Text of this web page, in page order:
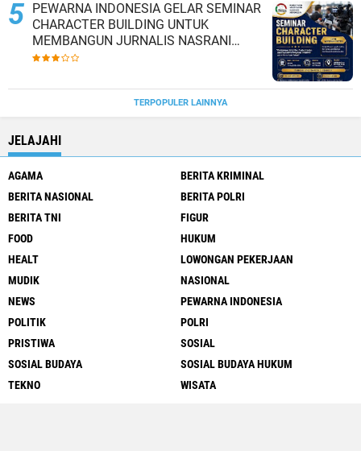
PEWARNA INDONESIA GELAR SEMINAR
CHARACTER BUILDING UNTUK
MEMBANGUN JURNALIS NASRANI
BERINTEGRITAS DAN BERDAMPAK*
TERPOPULER LAINNYA
JELAJAHI
AGAMA
BERITA KRIMINAL
BERITA NASIONAL
BERITA POLRI
BERITA TNI
FIGUR
FOOD
HUKUM
HEALT
LOWONGAN PEKERJAAN
MUDIK
NASIONAL
NEWS
PEWARNA INDONESIA
POLITIK
POLRI
PRISTIWA
SOSIAL
SOSIAL BUDAYA
SOSIAL BUDAYA HUKUM
TEKNO
WISATA